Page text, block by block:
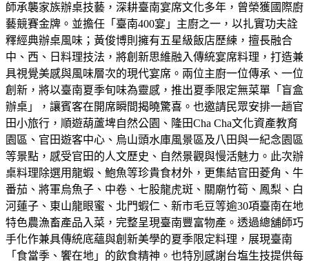
師承襲家族辦桌技藝，深耕臺南宴席文化多年，曾榮獲國際廚
藝競賽金牌。並擔任「臺南400宴」主廚之一，以扎實功夫詮
釋經典辦桌風味；黃俊博則擁有五星級飯店歷練，擅長融合
中、西、日料理技法，將創新思維融入傳統宴席料理，打造兼
具視覺美感與風味層次的現代宴席。兩位主廚一位傳承、一位
創新，將以臺南夏季旬味為靈感，推出夏季限定無菜單「盲盒
辦桌」，讓賓客在開席瞬間揭曉驚喜。也邀請民眾安排一趟官
田小旅行，順遊葫蘆埤自然公園、隆田Cha Cha文化資產教育
園區、官田遊客中心、烏山頭水庫風景區及八田與一紀念園區
等景點，感受官田的人文歷史、自然景觀與慢活魅力。此次辦
桌料理除選用龍蝦、鮑魚等珍貴食材外，更集結官田菱角、牛
番茄、將軍烏魚子、中卷、七股龍虎斑、關廟竹筍、鳳梨、白
河蓮子、東山龍眼蜜、北門蝦仁、新市毛豆等逾30項臺南在地
特色農漁畜產品入菜，完整呈現臺南豐富物產。透過總舖師巧
手化作兼具傳統底蘊與創新美學的夏季限定料理，展現臺南
「食當季、饗在地」的飲食精神。也特別感謝台塩生技提供每